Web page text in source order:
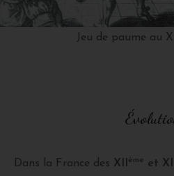
Jeu de paume au
Dans la France des XII ème et XIII